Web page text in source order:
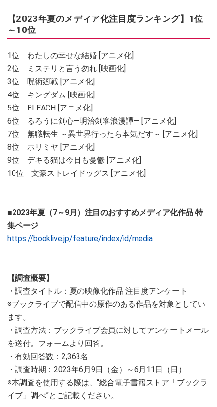
【2023年夏のメディア化注目度ランキング】1位
～10位
1位 わたしの幸せな結婚 [アニメ化]
2位 ミステリと言う勿れ [映画化]
3位 呪術廻戦 [アニメ化]
4位 キングダム [映画化]
5位 BLEACH [アニメ化]
6位 るろうに剣心―明治剣客浪漫譚― [アニメ化]
7位 無職転生 ～異世界行ったら本気だす～ [アニメ化]
8位 ホリミヤ [アニメ化]
9位 デキる猫は今日も憂鬱 [アニメ化]
10位 文豪ストレイドッグス [アニメ化]
■2023年夏（7～9月）注目のおすすめメディア化作品 特
集ページ
https://booklive.jp/feature/index/id/media
【調査概要】
・調査タイトル：夏の映像化作品 注目度アンケート
※ブックライブで配信中の原作のある作品を対象としてい
ます。
・調査方法：ブックライブ会員に対してアンケートメール
を送付。フォームより回答。
・有効回答数：2,363名
・調査時期：2023年6月9日（金）～6月11日（日）
※本調査を使用する際は、“総合電子書籍ストア「ブックラ
イブ」調べ”とご記載ください。